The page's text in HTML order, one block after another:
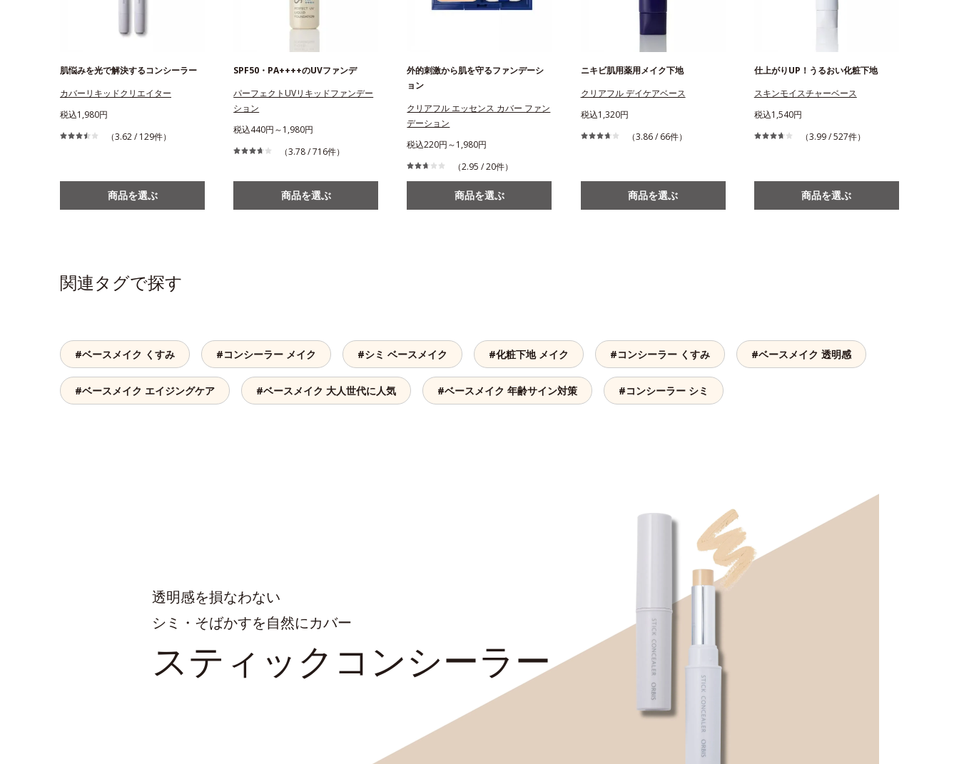
肌悩みを光で解決するコンシーラー
カバーリキッドクリエイター
税込1,980円
（3.62 / 129件）
商品を選ぶ
SPF50・PA++++のUVファンデ
パーフェクトUVリキッドファンデー
ション
税込440円～1,980円
（3.78 / 716件）
商品を選ぶ
外的刺激から肌を守るファンデーシ
ョン
クリアフル エッセンス カバー ファン
デーション
税込220円～1,980円
（2.95 / 20件）
商品を選ぶ
ニキビ肌用薬用メイク下地
クリアフル デイケアベース
税込1,320円
（3.86 / 66件）
商品を選ぶ
仕上がりUP！うるおい化粧下地
スキンモイスチャーベース
税込1,540円
（3.99 / 527件）
商品を選ぶ
関連タグで探す
#ベースメイク くすみ #コンシーラー メイク #シミ ベースメイク #化粧下地 メイク #コンシーラー くすみ #ベースメイク 透明感
#ベースメイク エイジングケア #ベースメイク 大人世代に人気 #ベースメイク 年齢サイン対策 #コンシーラー シミ
透明感を損なわない
シミ・そばかすを自然にカバー
スティックコンシーラー